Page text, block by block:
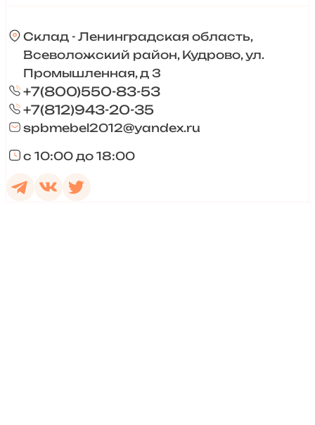
Склад - Ленинградская область,
Всеволожский район, Кудрово, ул.
Промышленная, д 3
+7(800)550-83-53
+7(812)943-20-35
spbmebel2012@yandex.ru
с 10:00 до 18:00